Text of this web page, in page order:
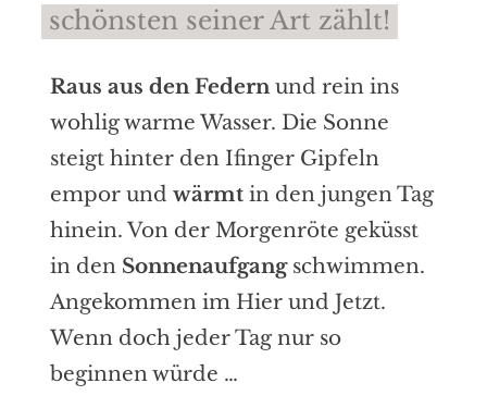
schönsten seiner Art zählt!
Raus aus den Federn und rein ins
wohlig warme Wasser. Die Sonne
steigt hinter den Ifinger Gipfeln
empor undwärmt in den jungen Tag
hinein. Von der Morgenröte geküsst
in den Sonnenaufgangschwimmen.
Angekommen im Hier und Jetzt.
Wenn doch jeder Tag nur so
beginnen würde …